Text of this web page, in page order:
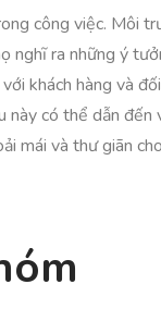
công việc. Môi
nghĩ ra những ý
khách hàng và
có thể dẫn
mái và thư giãn